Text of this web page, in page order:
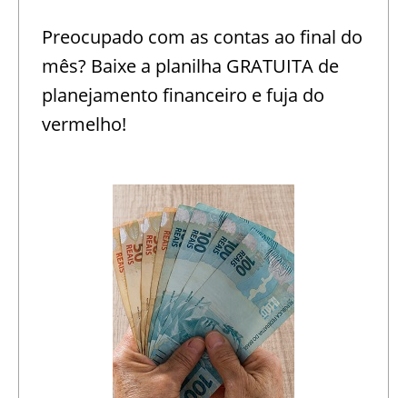
Preocupado com as contas ao final do
mês? Baixe a planilha GRATUITA de
planejamento financeiro e fuja do
vermelho!